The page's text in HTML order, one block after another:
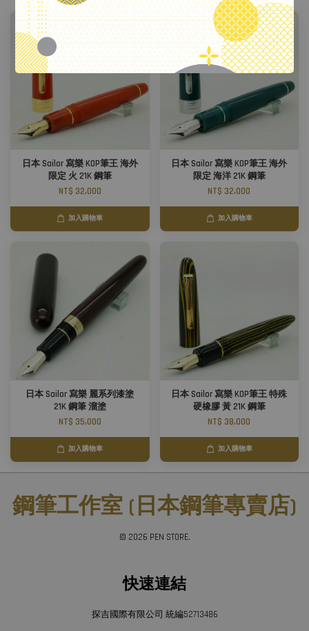
日本 Sailor 寫樂 KOP筆王 海外
限定 火 21K 鋼筆
NT$ 32,000
加入購物車
日本 Sailor 寫樂 KOP筆王 海外
限定 海洋 21K 鋼筆
NT$ 32,000
加入購物車
日本 Sailor 寫樂 麗系列漆塗
21K 鋼筆 溜塗
NT$ 35,000
加入購物車
日本 Sailor 寫樂 KOP筆王 特殊
硬橡膠 黃 21K 鋼筆
NT$ 38,000
加入購物車
鋼筆工作室 (日本鋼筆專賣店)
© 2026 PEN STORE.
快速連結
探吉國際有限公司 統編52713486